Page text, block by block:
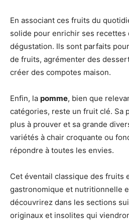
En associant ces fruits du
solide pour enrichir ses recettes
dégustation. Ils sont parfaits
de fruits, agrémenter des
créer des compotes maison.
Enfin, la pomme, bien que
catégories, reste un fruit clé. Sa
plus à prouver et sa grande
variétés à chair croquante ou
répondre à toutes les envies.
Cet éventail classique des fruits
gastronomique et nutritionnelle
découvrirez dans les sections
originaux et insolites qui